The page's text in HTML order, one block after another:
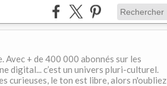
+ de 400 000 abonnés sur les
digital... c’est un univers pluri-culturel.
curieuses, le ton est libre, alors n'oubliez